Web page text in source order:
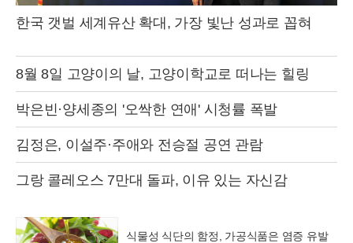
한국 갯벌 세계유산 확대, 가장 빛난 성과로 꼽혀
8월 8일 고양이의 날, 고양이학교로 떠나는 힐링
박은빈·양세종의 '오싹한 연애' 시청률 폭발
김정은, 이설주·주애와 전승절 공연 관람
그랑 콜레오스 7만대 돌파, 이유 있는 자신감
식물성 식단의 함정, 가공식품은 염증 유발